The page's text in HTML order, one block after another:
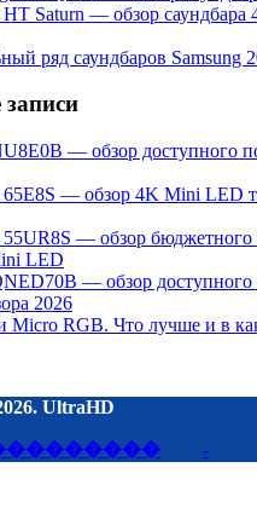
HT Saturn — обзор саундбара
ряд саундбаров Samsung
— обзор доступного
65E8S — обзор 4K Mini LED
55UR8S — обзор бюджетного
LED
— обзор
2026
Micro RGB. Что лучше и в
UltraHD
-